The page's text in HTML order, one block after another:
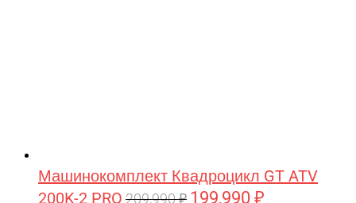
Машинокомплект Квадроцикл GT ATV
200K-2 PRO 209,990₽ Первоначальная
199,990 ₽